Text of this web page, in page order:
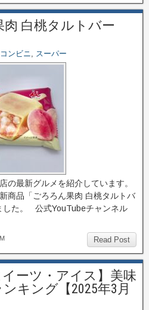
白桃タルトバー
コンビニ, スーパー
の最新グルメを紹介しています。
商品「ごろろん果肉 白桃タルトバ
した。 公式YouTubeチャンネル
Read Post
イーツ・アイス】美味
キング【2025年3月